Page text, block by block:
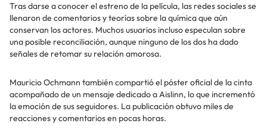
Tras darse a conocer el estreno de la película, las redes sociales se
llenaron de comentarios y teorías sobre la química que aún
conservan los actores. Muchos usuarios incluso especulan sobre
una posible reconciliación, aunque ninguno de los dos ha dado
señales de retomar su relación amorosa.
Mauricio Ochmann también compartió el póster oficial de la cinta
acompañado de un mensaje dedicado a Aislinn, lo que incrementó
la emoción de sus seguidores. La publicación obtuvo miles de
reacciones y comentarios en pocas horas.